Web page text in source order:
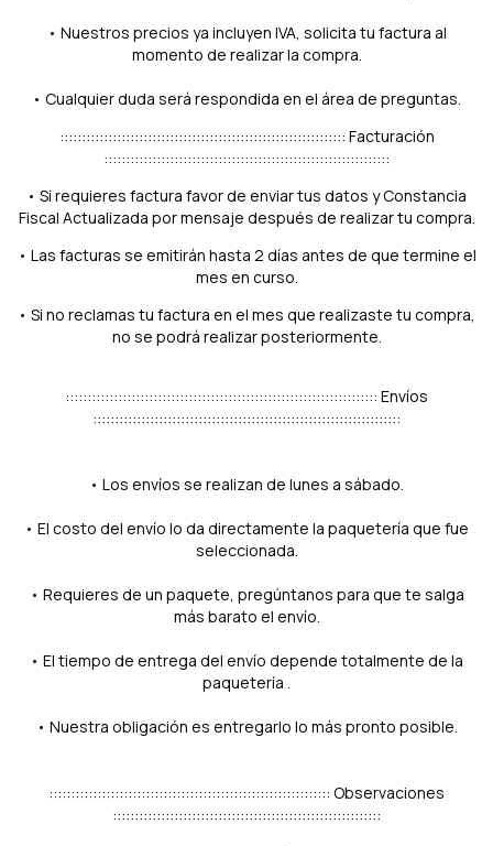
• Nuestros precios ya incluyen IVA, solicita tu factura al
momento de realizar la compra.
• Cualquier duda será respondida en el área de preguntas.
::::::::::::::::::::::::::::::::::::::::::::::::::::::::::::::::: Facturación
:::::::::::::::::::::::::::::::::::::::::::::::::::::::::::::::::
• Si requieres factura favor de enviar tus datos y Constancia
Fiscal Actualizada por mensaje después de realizar tu compra.
• Las facturas se emitirán hasta 2 días antes de que termine el
mes en curso.
• Si no reclamas tu factura en el mes que realizaste tu compra,
no se podrá realizar posteriormente.
::::::::::::::::::::::::::::::::::::::::::::::::::::::::::::::::::::::: Envíos
::::::::::::::::::::::::::::::::::::::::::::::::::::::::::::::::::::::
• Los envíos se realizan de lunes a sábado.
• El costo del envío lo da directamente la paquetería que fue
seleccionada.
• Requieres de un paquete, pregúntanos para que te salga
más barato el envío.
• El tiempo de entrega del envío depende totalmente de la
paquetería .
• Nuestra obligación es entregarlo lo más pronto posible.
:::::::::::::::::::::::::::::::::::::::::::::::::::::::::::::::: Observaciones
:::::::::::::::::::::::::::::::::::::::::::::::::::::::::::::